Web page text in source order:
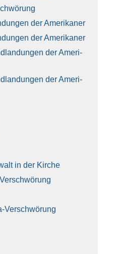
der Ame­ri­ka­ner
der Ame­ri­ka­ner
der Ame­ri­
der Ame­ri­
in der Kir­che
Ver­schwö­rung